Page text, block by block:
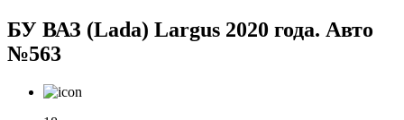
БУ ВАЗ (Lada) Largus 2020 года. Авто
№563